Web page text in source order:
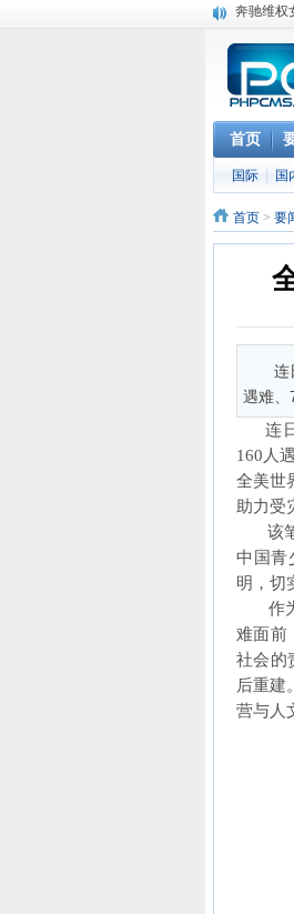
苹果
苹果与高
小米高
iOS 13
高通与苹
巴黎圣母
奔驰维权
首页
国际 国
首页 > 要
连
遇难、
连日
160人
全美世
助力受
该笔
中国青
明，切
作为
难面前
社会的
后重建
营与人